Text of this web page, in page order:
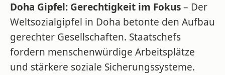
Doha Gipfel: Gerechtigkeit im Fokus– Der
Weltsozialgipfel in Doha betonte den Aufbau
gerechter Gesellschaften. Staatschefs
fordern menschenwürdige Arbeitsplätze
und stärkere soziale Sicherungssysteme.